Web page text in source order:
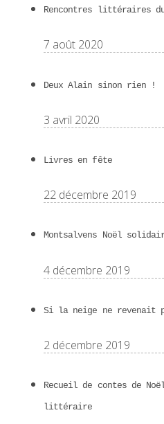
Rencontres littéraires du
7 août 2020
Deux Alain sinon rien !
3 avril 2020
Livres en fête
22 décembre 2019
Montsalvens Noël
4 décembre 2019
Si la neige ne revenait
2 décembre 2019
Recueil de contes de
littéraire